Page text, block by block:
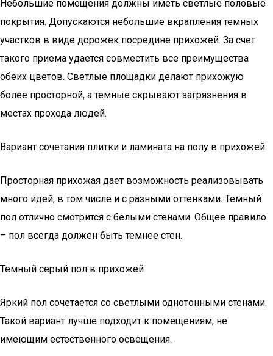
Небольшие помещения должны иметь светлые половые
покрытия. Допускаются небольшие вкрапления темных
участков в виде дорожек посредине прихожей. За счет
такого приема удается совместить все преимущества
обеих цветов. Светлые площадки делают прихожую
более просторной, а темные скрывают загрязнения в
местах прохода людей.
Вариант сочетания плитки и ламината на полу в прихожей
Просторная прихожая дает возможность реализовывать
много идей, в том числе и с разными оттенками. Темный
пол отлично смотрится с белыми стенами. Общее правило
– пол всегда должен быть темнее стен.
Темный серый пол в прихожей
Яркий пол сочетается со светлыми однотонными стенами.
Такой вариант лучше подходит к помещениям, не
имеющим естественного освещения.